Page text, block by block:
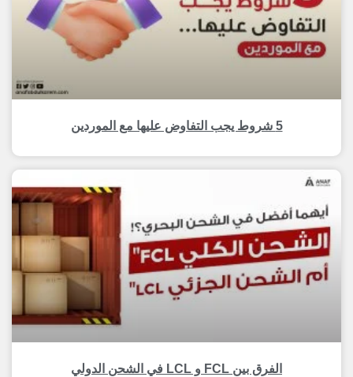
5 شروط يجب التفاوض عليها مع الموردين
الفرق بين FCL و LCL في الشحن الدولي